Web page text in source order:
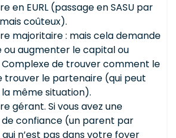
en EURL (passage en SASU par
coûteux).
majoritaire : mais cela demande
ou augmenter le capital ou
Complexe de trouver comment le
trouver le partenaire (qui peut
même situation).
gérant. Si vous avez une
confiance (un parent par
n’est pas dans votre foyer